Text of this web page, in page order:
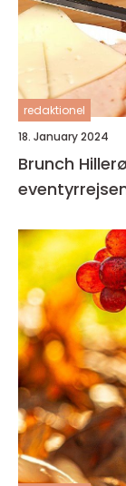
redaktionel
18. January 2024
Brunch